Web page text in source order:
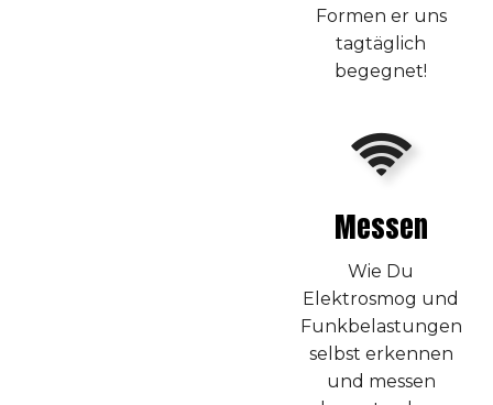
Formen er uns
tagtäglich
begegnet!
Messen
Wie Du
Elektrosmog und
Funkbelastungen
selbst erkennen
und messen